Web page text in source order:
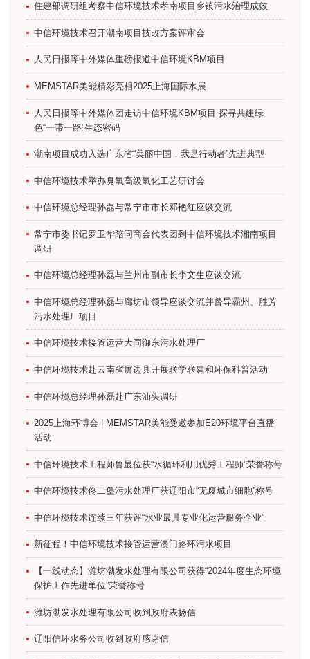
住建部调研组考察中信环境技术孝南项目乡镇污水治理成效
中信环境技术召开潮南项目技改方案评审会
人民日报等中外媒体重磅报道中信环境KBM项目
MEMSTAR美能精彩亮相2025上海国际水展
人民日报等中外媒体团走访中信环境KBM项目 探寻共建绿
色“一带一路”生态密码
潮南项目成功入选广东省“美丽中国，我是行动者”先进典型
中信环境技术举办臭氧高级氧化工艺研讨会
中信环境总经理孙磊与常宁市市长邓艳红座谈交流
常宁市委书记罗卫华陪同商会代表团到中信环境技术湘南项目
调研
中信环境总经理孙磊与兰州市副市长李文生座谈交流
中信环境总经理孙磊与廊坊市领导座谈交流并督导霸州、胜芳
污水处理厂项目
中信环境技术接管运营大同御东污水处理厂
中信环境技术赴云南省屏边县开展联学联建和环保科普活动
中信环境总经理孙磊赴广东汕头调研
2025上海环博会 | MEMSTAR美能受邀参加E20环境平台直播
活动
中信环境技术工程师鲁显位获“水循环利用优秀工程师”荣誉称号
中信环境技术佟二堡污水处理厂获辽阳市“无废城市细胞”称号
中信环境技术连续三年获评“水业最具专业化运营服务企业”
新征程！中信环境技术接管运营澳门路环污水项目
【一线动态】潍坊渤发水处理有限公司获得“2024年度生态环境
保护工作先进单位”荣誉称号
潍坊渤发水处理有限公司收到政府表扬信
辽阳信环水务公司收到政府感谢信